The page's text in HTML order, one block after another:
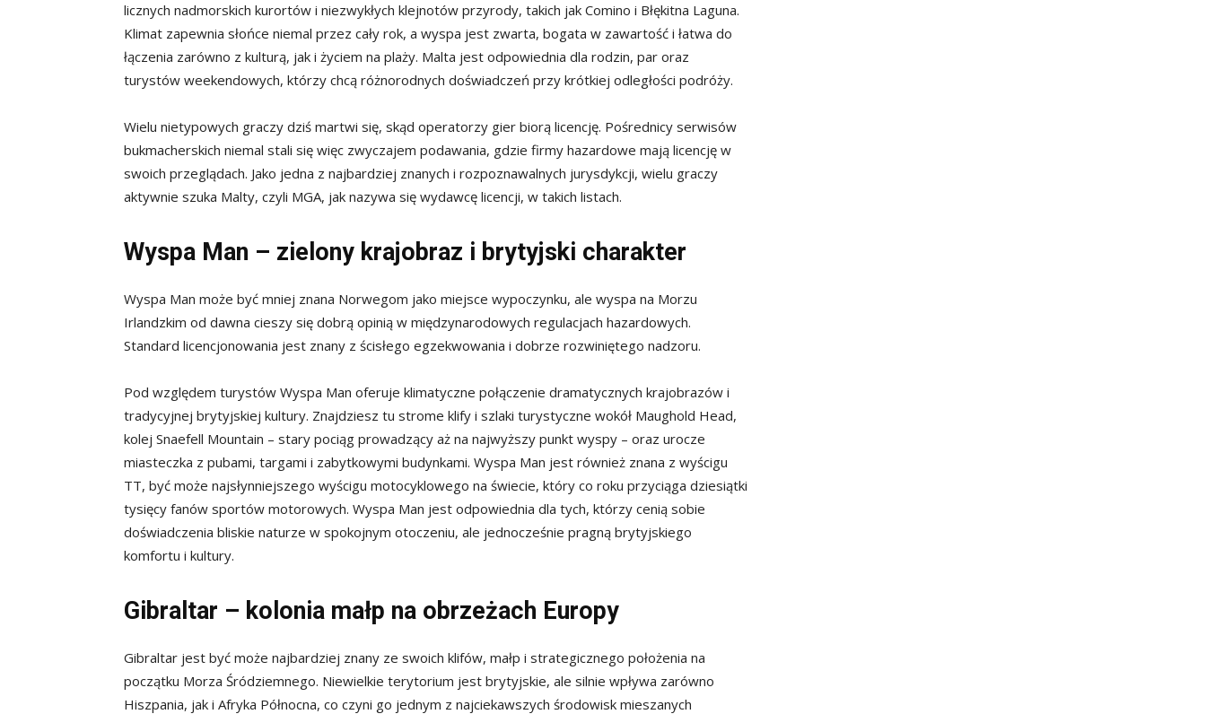
licznych nadmorskich kurortów i niezwykłych klejnotów przyrody, takich jak Comino i Błękitna Laguna.
Klimat zapewnia słońce niemal przez cały rok, a wyspa jest zwarta, bogata w zawartość i łatwa do
łączenia zarówno z kulturą, jak i życiem na plaży. Malta jest odpowiednia dla rodzin, par oraz
turystów weekendowych, którzy chcą różnorodnych doświadczeń przy krótkiej odległości podróży.
Wielu nietypowych graczy dziś martwi się, skąd operatorzy gier biorą licencję. Pośrednicy serwisów
bukmacherskich niemal stali się więc zwyczajem podawania, gdzie firmy hazardowe mają licencję w
swoich przeglądach. Jako jedna z najbardziej znanych i rozpoznawalnych jurysdykcji, wielu graczy
aktywnie szuka Malty, czyli MGA, jak nazywa się wydawcę licencji, w takich listach.
Wyspa Man – zielony krajobraz i brytyjski charakter
Wyspa Man może być mniej znana Norwegom jako miejsce wypoczynku, ale wyspa na Morzu
Irlandzkim od dawna cieszy się dobrą opinią w międzynarodowych regulacjach hazardowych.
Standard licencjonowania jest znany z ścisłego egzekwowania i dobrze rozwiniętego nadzoru.
Pod względem turystów Wyspa Man oferuje klimatyczne połączenie dramatycznych krajobrazów i
tradycyjnej brytyjskiej kultury. Znajdziesz tu strome klify i szlaki turystyczne wokół Maughold Head,
kolej Snaefell Mountain – stary pociąg prowadzący aż na najwyższy punkt wyspy – oraz urocze
miasteczka z pubami, targami i zabytkowymi budynkami. Wyspa Man jest również znana z wyścigu
TT, być może najsłynniejszego wyścigu motocyklowego na świecie, który co roku przyciąga dziesiątki
tysięcy fanów sportów motorowych. Wyspa Man jest odpowiednia dla tych, którzy cenią sobie
doświadczenia bliskie naturze w spokojnym otoczeniu, ale jednocześnie pragną brytyjskiego
komfortu i kultury.
Gibraltar – kolonia małp na obrzeżach Europy
Gibraltar jest być może najbardziej znany ze swoich klifów, małp i strategicznego położenia na
początku Morza Śródziemnego. Niewielkie terytorium jest brytyjskie, ale silnie wpływa zarówno
Hiszpania, jak i Afryka Północna, co czyni go jednym z najciekawszych środowisk mieszanych